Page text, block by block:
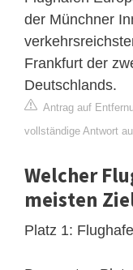
der Münchner
Frankfurt der
Deutschlands.
Antrag auf
vollständige Antwort
Welcher
meisten
Platz 1: